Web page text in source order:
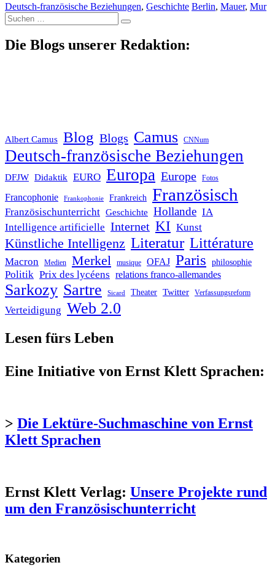
Deutsch-französische Beziehungen, Geschichte Berlin, Mauer, Mur
Suche
nach:
Die Blogs unserer Redaktion:
Albert Camus Blog Blogs Camus CNNum
Deutsch-französische Beziehungen
DFJW Didaktik EURO Europa Europe Fotos
Francophonie Frankophonie Frankreich Französisch
Französischunterricht Geschichte Hollande IA
Intelligence artificielle Internet KI Kunst
Künstliche Intelligenz Literatur Littérature
Macron Medien Merkel musique OFAJ Paris philosophie
Politik Prix des lycéens relations franco-allemandes
Sarkozy Sartre Sicard Theater Twitter Verfassungsreform
Verteidigung Web 2.0
Lesen fürs Leben
Eine Initiative von Ernst Klett Sprachen:
> Die Lektüre-Suchmaschine von Ernst
Klett Sprachen
Ernst Klett Verlag: Unsere Projekte rund
um den Französischunterricht
Kategorien